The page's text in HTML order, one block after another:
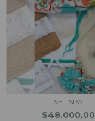
SET SPA
$48.000,00